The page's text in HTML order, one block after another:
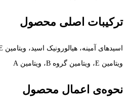
ترکیبات اصلی محصول
ویتامین E، ویتامین گروه B، ویتامین A
نحوه‌ی اعمال محصول